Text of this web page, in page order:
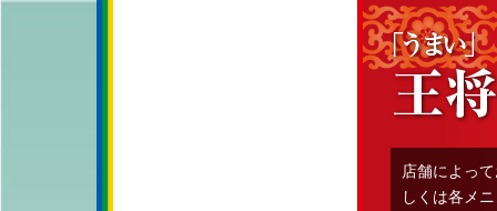
店舗によっ
しくは各メ